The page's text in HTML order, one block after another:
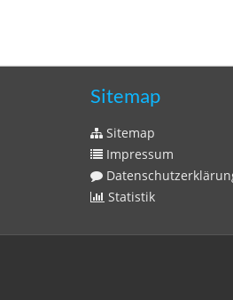
Sitemap
Sitemap
Impressum
Statistik